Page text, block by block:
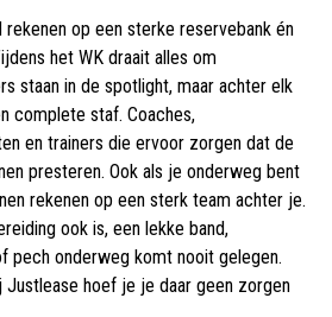
rekenen op een sterke reservebank én
het WK draait alles om
staan in de spotlight, maar achter elk
complete staf. Coaches,
en trainers die ervoor zorgen dat de
presteren. Ook als je onderweg bent
rekenen op een sterk team achter je.
ook is, een lekke band,
pech onderweg komt nooit gelegen.
Justlease hoef je je daar geen zorgen